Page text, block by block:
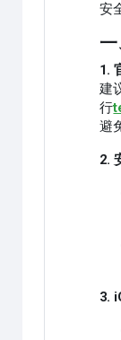
安
1.
建
行
避
2.
3.